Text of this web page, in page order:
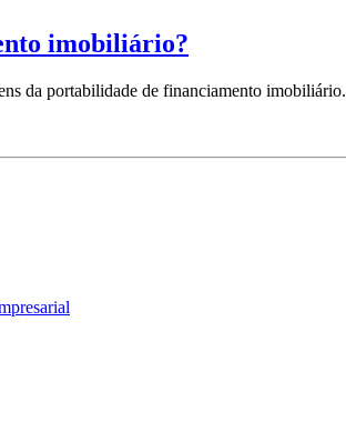
imobiliário?
da portabilidade de financiamento imobiliário.